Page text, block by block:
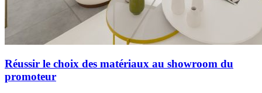
Réussir le choix des matériaux au showroom du
promoteur